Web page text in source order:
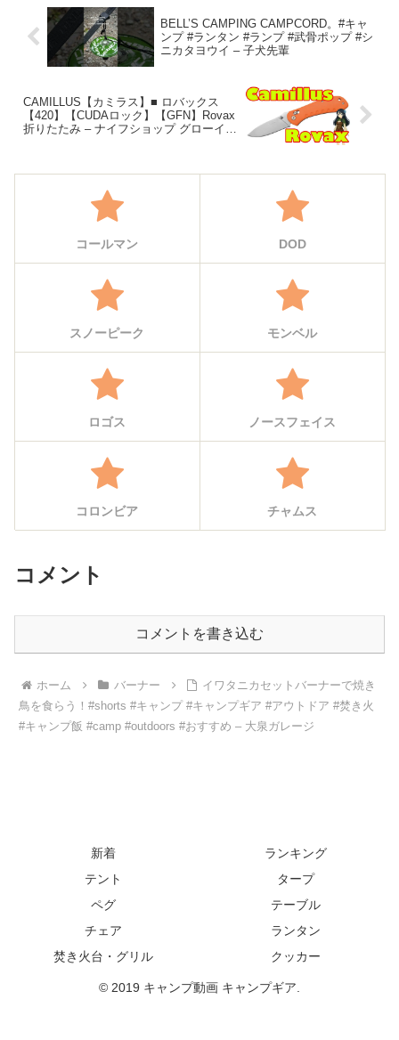
BELL’S CAMPING CAMPCORD。#キャ
ンプ #ランタン #ランプ #武骨ポップ #シ
ニカタヨウイ – 子犬先輩
CAMILLUS【カミラス】■ ロバックス
【420】【CUDAロック】【GFN】Rovax
折りたたみ – ナイフショップ グローイン
コールマン DOD
スノーピーク モンベル
ロゴス ノースフェイス
コロンビア チャムス
コメント
コメントを書き込む
ホーム バーナー
イワタニカセットバーナーで焼き
鳥を食らう！#shorts #キャンプ #キャンプギア #アウトドア #焚き火
#キャンプ飯 #camp #outdoors #おすすめ – 大泉ガレージ
新着
ランキング
テント
タープ
ペグ
テーブル
チェア
ランタン
焚き火台・グリル
クッカー
© 2019 キャンプ動画 キャンプギア.